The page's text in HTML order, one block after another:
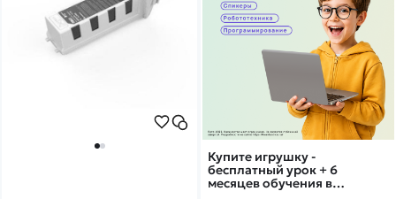
Купите игрушку -
бесплатный урок + 6
месяцев обучения в